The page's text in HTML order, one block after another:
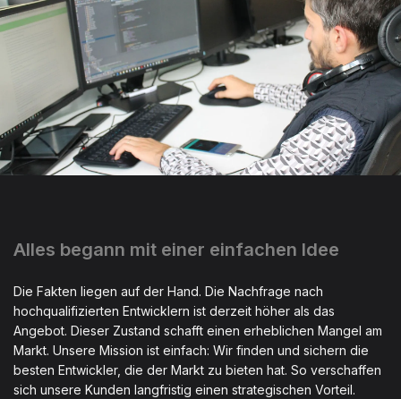
Alles begann mit einer einfachen Idee
Die Fakten liegen auf der Hand. Die Nachfrage nach
hochqualifizierten Entwicklern ist derzeit höher als das
Angebot. Dieser Zustand schafft einen erheblichen Mangel am
Markt. Unsere Mission ist einfach: Wir finden und sichern die
besten Entwickler, die der Markt zu bieten hat. So verschaffen
sich unsere Kunden langfristig einen strategischen Vorteil.